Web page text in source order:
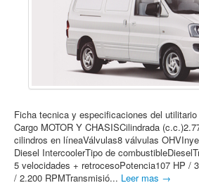
Ficha tecnica y especificaciones del
Cargo MOTOR Y CHASISCilindrada
cilindros en líneaVálvulas8 válvulas
Diesel IntercoolerTipo de
5 velocidades + retrocesoPotencia107 HP /
/ 2.200 RPMTransmisió... Leer mas →